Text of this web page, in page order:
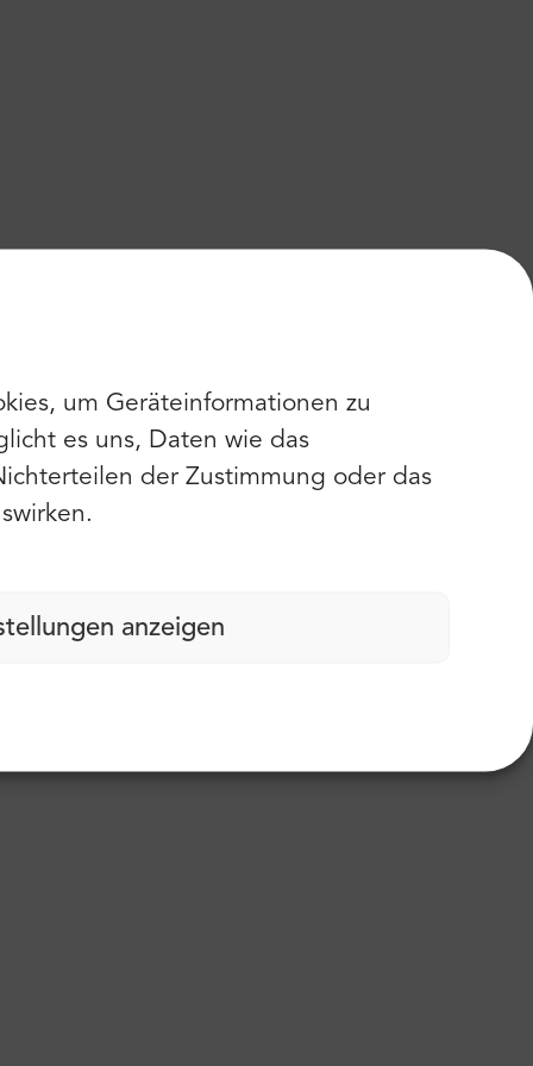
um Geräteinformationen zu
es uns, Daten wie das
der Zustimmung oder das
anzeigen